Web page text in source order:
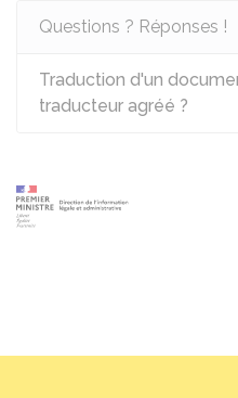
Questions ? Réponses !
Traduction d'un
traducteur agréé ?